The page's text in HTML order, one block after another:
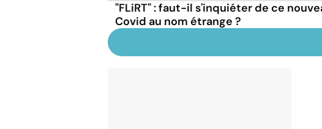
"FLiRT" : faut-il s'inquiéter de ce
Covid au nom étrange ?